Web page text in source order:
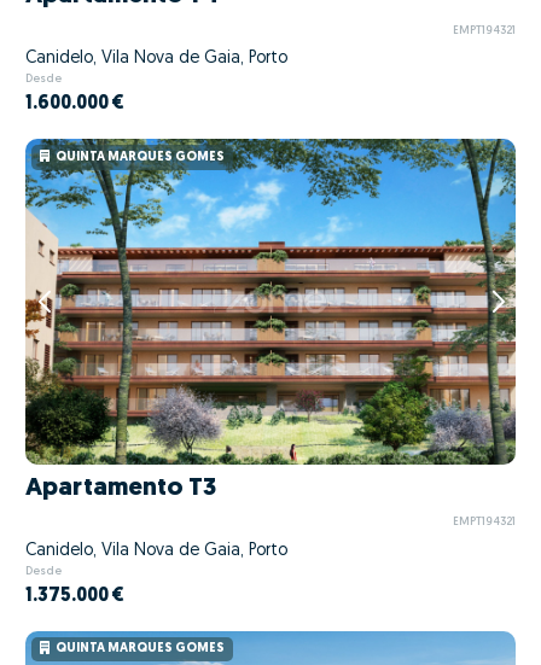
EMPT194321
Canidelo, Vila Nova de Gaia, Porto
Desde
1.600.000 €
QUINTA MARQUES GOMES
Apartamento T3
EMPT194321
Canidelo, Vila Nova de Gaia, Porto
Desde
1.375.000 €
QUINTA MARQUES GOMES